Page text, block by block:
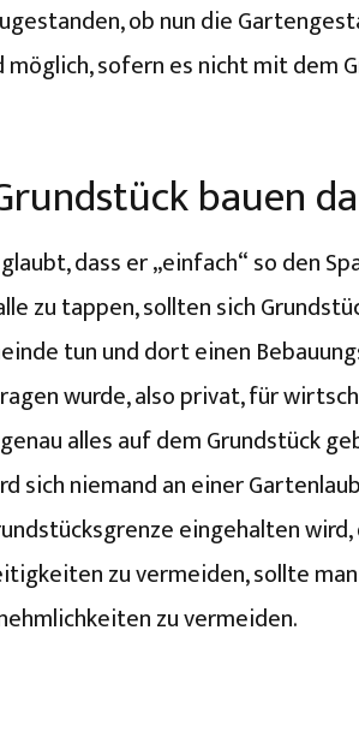
ob nun die
sofern es nicht mit dem
bauen
dass er „einfach“ so den
zu tappen, sollten sich
tun und dort einen
wurde, also privat, für
alles auf dem Grundstück
sich niemand an einer
eingehalten wird,
zu vermeiden, sollte
zu vermeiden.